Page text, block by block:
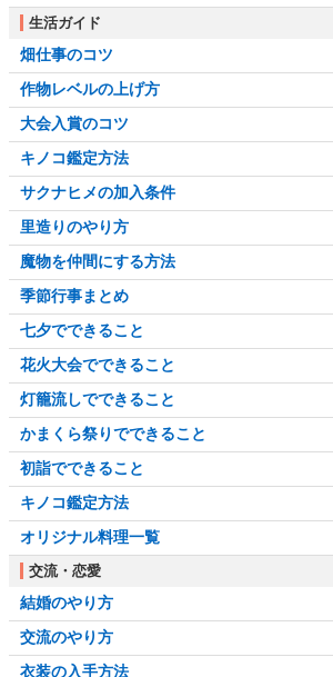
生活ガイド
畑仕事のコツ
作物レベルの上げ方
大会入賞のコツ
キノコ鑑定方法
サクナヒメの加入条件
里造りのやり方
魔物を仲間にする方法
季節行事まとめ
七夕でできること
花火大会でできること
灯籠流しでできること
かまくら祭りでできること
初詣でできること
キノコ鑑定方法
オリジナル料理一覧
交流・恋愛
結婚のやり方
交流のやり方
衣装の入手方法